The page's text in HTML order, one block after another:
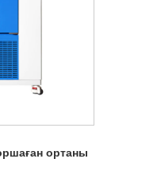
ортаны